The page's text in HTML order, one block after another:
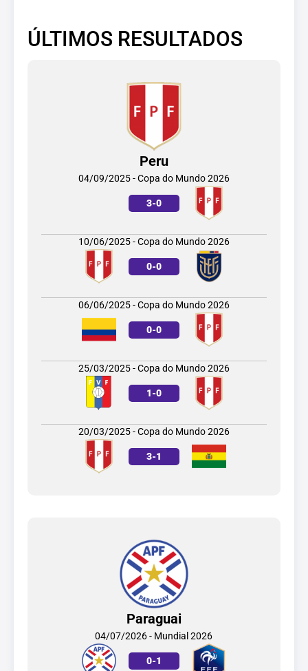
ÚLTIMOS RESULTADOS
Peru
04/09/2025 - Copa do Mundo 2026
3-0
10/06/2025 - Copa do Mundo 2026
0-0
06/06/2025 - Copa do Mundo 2026
0-0
25/03/2025 - Copa do Mundo 2026
1-0
20/03/2025 - Copa do Mundo 2026
3-1
Paraguai
04/07/2026 - Mundial 2026
0-1